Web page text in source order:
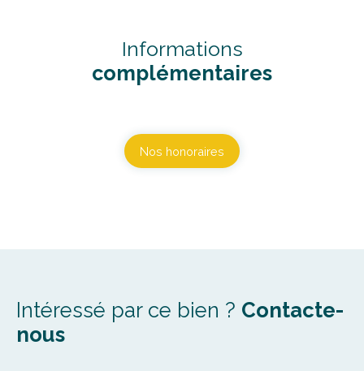
Informations
complémentaires
Nos honoraires
Intéressé par ce bien ? Contacte-
nous